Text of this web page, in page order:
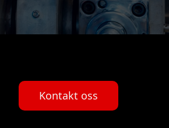
Kontakt oss